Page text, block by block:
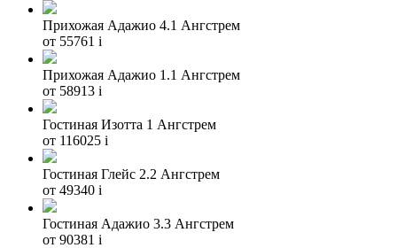
Прихожая Адажио 4.1 Ангстрем
от 55761 i
Прихожая Адажио 1.1 Ангстрем
от 58913 i
Гостиная Изотта 1 Ангстрем
от 116025 i
Гостиная Глейс 2.2 Ангстрем
от 49340 i
Гостиная Адажио 3.3 Ангстрем
от 90381 i